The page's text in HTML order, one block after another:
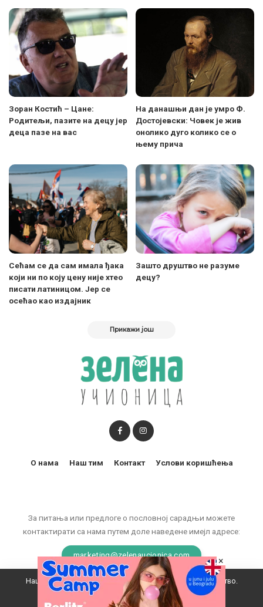
Зоран Костић – Цане:
Родитељи, пазите на децу јер
деца пазе на вас
На данашњи дан је умро Ф.
Достојевски: Човек је жив
онолико дуго колико се о
њему прича
Сећам се да сам имала ђака
који ни по коју цену није хтео
писати латиницом. Јер се
осећао као издајник
Зашто друштво не разуме
децу?
Прикажи још
За питања или предлоге о пословној сарадњи можете
контактирати са нама путем доле наведене имејл адресе:
marketing@zelenaucionica.com
О нама Наш тим Контакт Услови коришћења
© 2011-2024 Copyright by Zelena učionica. All Rights reserved.
Наш вебсајт користи колачиће да побољша ваше искуство.
Прихватам
×